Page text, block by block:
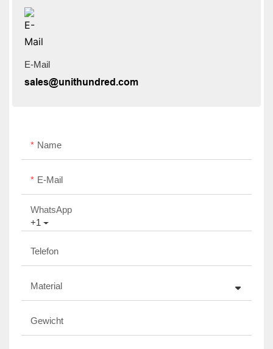
E-Mail
sales@unithundred.com
Name
E-Mail
+1
WhatsApp
Telefon
Material
Gewicht